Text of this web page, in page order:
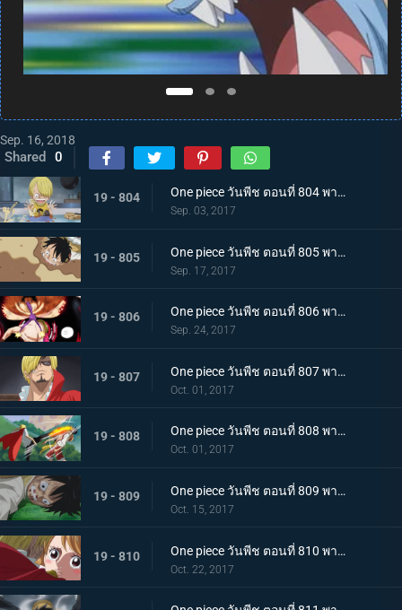
Sep. 16, 2018
Shared 0
19 - 804 One piece วันพีช ตอนที่ 804 พากย์ไทย สู่อีสต์บลู ซันจิ ตัดสินใจออกเดินทาง
Sep. 03, 2017
19 - 805 One piece วันพีช ตอนที่ 805 พากย์ไทย ต่อสู้กับขีดจำกัด ลูฟี่กับบิสกิตที่ไม่ยอมหมด
Sep. 17, 2017
19 - 806 One piece วันพีช ตอนที่ 806 พากย์ไทย พลังเต็มอิ่ม เกียร์ 4 ใหม่ แทงก์แมน
Sep. 24, 2017
19 - 807 One piece วันพีช ตอนที่ 807 พากย์ไทย การต่อสู้ที่แสนเศร้า ลูฟี่ VS ซันจิ (ครึ่งแรก)
Oct. 01, 2017
19 - 808 One piece วันพีช ตอนที่ 808 พากย์ไทย การต่อสู้ที่แสนเศร้า ลูฟี่ VS ซันจิ (ครึ่งหลัง)
Oct. 01, 2017
19 - 809 One piece วันพีช ตอนที่ 809 พากย์ไทย พายุแห่งการแก้แค้น กองทัพที่โกรธเกรี้ยวบุกเข้าโจมตี
Oct. 15, 2017
19 - 810 One piece วันพีช ตอนที่ 810 พากย์ไทย สิ้นสุดการผจญภัย ข้อเสนอที่เด็ดเดี่ยวของซันจิ
Oct. 22, 2017